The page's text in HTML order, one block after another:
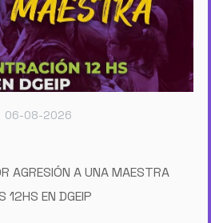
06-08-2026
AGRESIÓN A UNA MAESTRA
12HS EN DGEIP